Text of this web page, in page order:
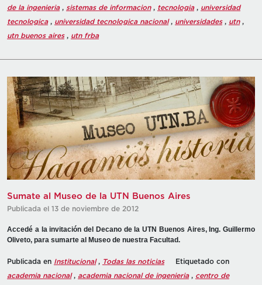
de la ingenieria, sistemas de informacion, tecnologia, universidad
tecnologica, universidad tecnologica nacional, universidades, utn,
utn buenos aires, utn frba
Sumate al Museo de la UTN Buenos Aires
Publicada el 13 de noviembre de 2012
Accedé a la invitación del Decano de la UTN Buenos Aires, Ing. Guillermo
Oliveto, para sumarte al Museo de nuestra Facultad.
Publicada en Institucional, Todas las noticias
Etiquetado con
academia nacional, academia nacional de ingenieria, centro de